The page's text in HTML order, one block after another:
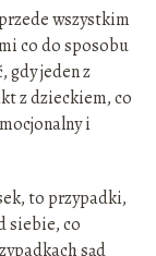
wszystkim
co do sposobu
gdy jeden z
z dzieckiem, co
i
to przypadki,
siebie, co
sąd